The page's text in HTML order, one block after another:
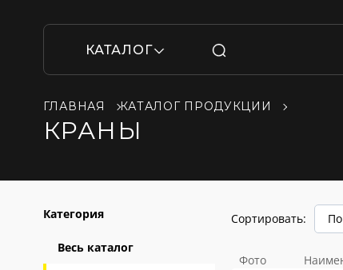
КАТАЛОГ
ГЛАВНАЯ КАТАЛОГ ПРОДУКЦИИ
КРАНЫ
Категория
Весь каталог
Сортировать:
Фото